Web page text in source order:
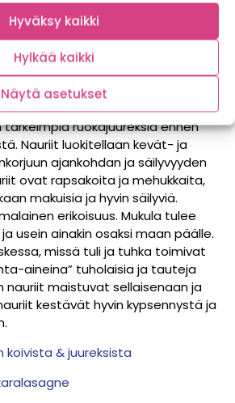
Hyväksy kaikki
Hylkää kaikki
Näytä asetukset
tärkeimpiä ruokajuureksia ennen
Nauriit luokitellaan kevät- ja
ajankohdan ja säilyvyyden
ovat rapsakoita ja mehukkaita,
makuisia ja hyvin säilyviä.
erikoisuus. Mukula tulee
usein ainakin osaksi maan päälle.
missä tuli ja tuhka toimivat
aineina” tuholaisia ja tauteja
nauriit maistuvat sellaisenaan ja
kestävät hyvin kypsennystä ja
koivista & juureksista